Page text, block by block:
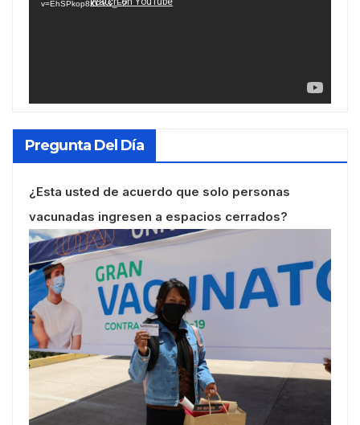
v=EhSPkop8KPY&_=2
Pregunta Del Día
¿Esta usted de acuerdo que solo personas
vacunadas ingresen a espacios cerrados?